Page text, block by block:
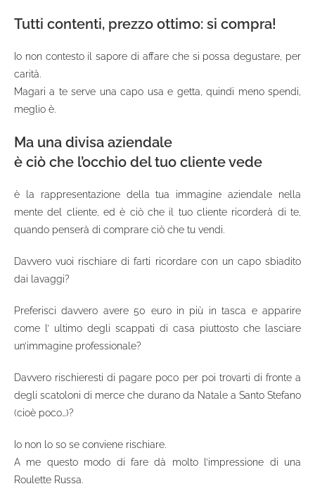
Tutti contenti, prezzo ottimo: si compra!
Io non contesto il sapore di affare che si possa degustare, per
carità.
Magari a te serve una capo usa e getta, quindi meno spendi,
meglio è.
Ma una divisa aziendale
è ciò che l’occhio del tuo cliente vede
è la rappresentazione della tua immagine aziendale nella
mente del cliente, ed è ciò che il tuo cliente ricorderà di te,
quando penserà di comprare ciò che tu vendi.
Davvero vuoi rischiare di farti ricordare con un capo sbiadito
dai lavaggi?
Preferisci davvero avere 50 euro in più in tasca e apparire
come l’ ultimo degli scappati di casa piuttosto che lasciare
un’immagine professionale?
Davvero rischieresti di pagare poco per poi trovarti di fronte a
degli scatoloni di merce che durano da Natale a Santo Stefano
(cioè poco…)?
Io non lo so se conviene rischiare.
A me questo modo di fare dà molto l’impressione di una
Roulette Russa.